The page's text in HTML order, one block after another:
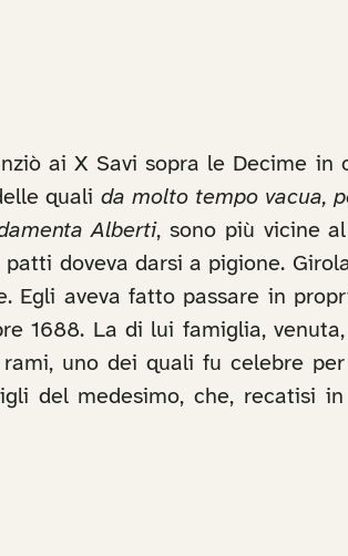
ai X Savi sopra le Decime in
quali da molto tempo vacua,
Alberti, sono più vicine
doveva darsi a pigione.
Egli aveva fatto passare in
1688. La di lui famiglia,
uno dei quali fu celebre
del medesimo, che, recatisi in